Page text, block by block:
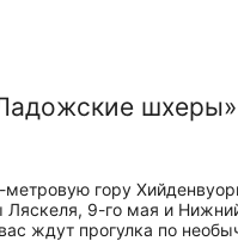
шхеры»
гору
9-го мая и
ждут прогулка по